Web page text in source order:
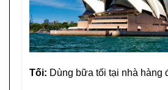
Tối: Dùng bữa tối tại nhà hàng